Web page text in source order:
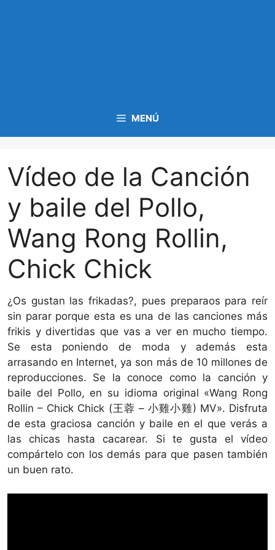
MENÚ
Vídeo de la Canción
y baile del Pollo,
Wang Rong Rollin,
Chick Chick
¿Os gustan las frikadas?, pues preparaos para reír
sin parar porque esta es una de las canciones más
frikis y divertidas que vas a ver en mucho tiempo.
Se esta poniendo de moda y además esta
arrasando en Internet, ya son más de 10 millones de
reproducciones. Se la conoce como la canción y
baile del Pollo, en su idioma original «Wang Rong
Rollin – Chick Chick (王蓉 – 小雞小雞) MV». Disfruta
de esta graciosa canción y baile en el que verás a
las chicas hasta cacarear. Si te gusta el vídeo
compártelo con los demás para que pasen también
un buen rato.